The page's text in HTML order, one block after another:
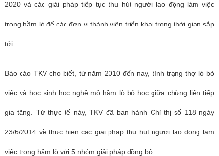
2020 và các giải pháp tiếp tục thu hút người lao động làm việc
trong hầm lò để các đơn vị thành viên triển khai trong thời gian sắp
tới.
Báo cáo TKV cho biết, từ năm 2010 đến nay, tình trạng thợ lò bỏ
việc và học sinh học nghề mỏ hầm lò bỏ học giữa chừng liên tiếp
gia tăng. Từ thực tế này, TKV đã ban hành Chỉ thị số 118 ngày
23/6/2014 về thực hiện các giải pháp thu hút người lao động làm
việc trong hầm lò với 5 nhóm giải pháp đồng bộ.